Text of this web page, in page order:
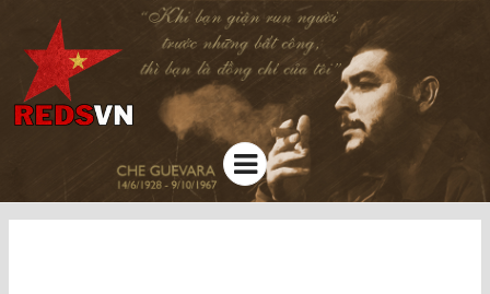
Kênh chia sẻ tri thức cộng đồng
Menu